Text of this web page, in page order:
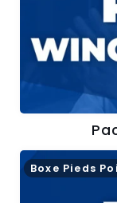
Boxe Pieds